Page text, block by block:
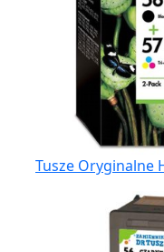
Tusze Oryginalne